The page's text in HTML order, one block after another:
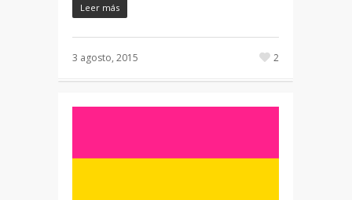
Leer más
3 agosto, 2015 2